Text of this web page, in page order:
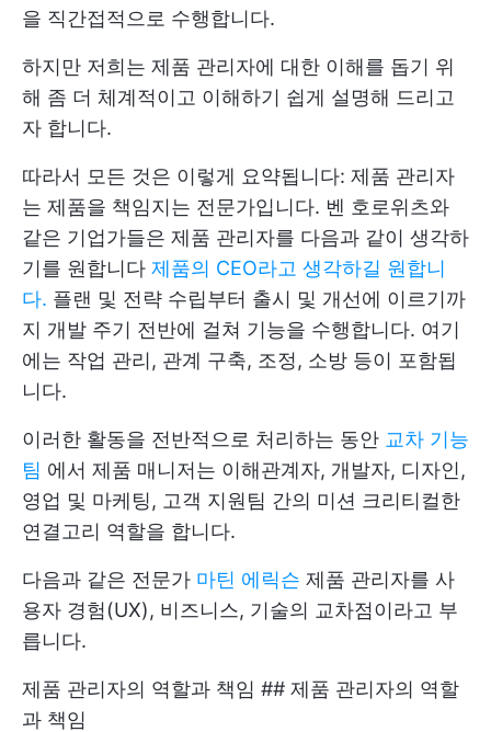
을 직간접적으로 수행합니다.
하지만 저희는 제품 관리자에 대한 이해를 돕기 위
해 좀 더 체계적이고 이해하기 쉽게 설명해 드리고
자 합니다.
따라서 모든 것은 이렇게 요약됩니다: 제품 관리자
는 제품을 책임지는 전문가입니다. 벤 호로위츠와
같은 기업가들은 제품 관리자를 다음과 같이 생각하
기를 원합니다 제품의 CEO라고 생각하길 원합니
다. 플랜 및 전략 수립부터 출시 및 개선에 이르기까
지 개발 주기 전반에 걸쳐 기능을 수행합니다. 여기
에는 작업 관리, 관계 구축, 조정, 소방 등이 포함됩
니다.
이러한 활동을 전반적으로 처리하는 동안 교차 기능
팀 에서 제품 매니저는 이해관계자, 개발자, 디자인,
영업 및 마케팅, 고객 지원팀 간의 미션 크리티컬한
연결고리 역할을 합니다.
다음과 같은 전문가 마틴 에릭슨 제품 관리자를 사
용자 경험(UX), 비즈니스, 기술의 교차점이라고 부
릅니다.
제품 관리자의 역할과 책임 ## 제품 관리자의 역할
과 책임